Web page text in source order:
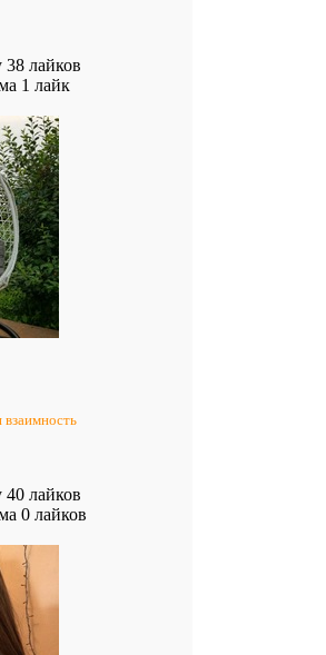
лайков
1 лайк
взаимность
лайков
0 лайков